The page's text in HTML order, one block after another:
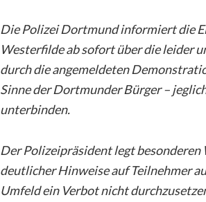
Die Polizei Dortmund informiert die
Westerfilde ab sofort über die leider
durch die angemeldeten
Sinne der Dortmunder Bürger –
unterbinden.
Der Polizeipräsident legt
deutlicher Hinweise auf Teilnehmer
Umfeld ein Verbot nicht